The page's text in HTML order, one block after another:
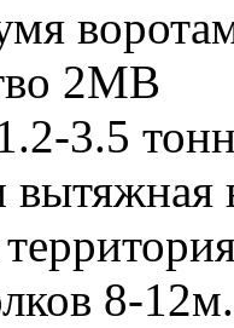
2МВ
3.5
вытяжная
8-12м.